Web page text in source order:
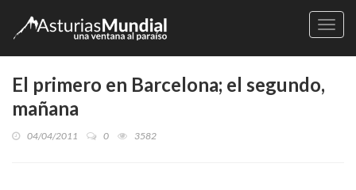
El primero en Barcelona; el segundo,
mañana
04/04/2011 0 3582